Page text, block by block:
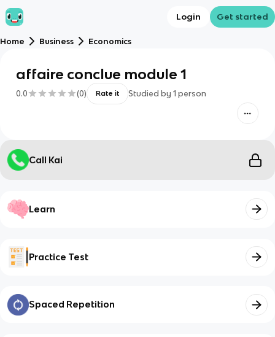
Login Get started
Home Business Economics
affaire conclue module 1
0.0 (0) Rate it Studied by 1 person
Call Kai
Learn
Practice Test
Spaced Repetition